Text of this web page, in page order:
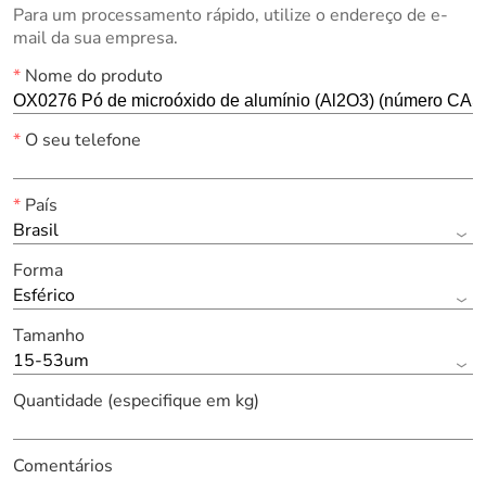
Para um processamento rápido, utilize o endereço de e-
mail da sua empresa.
*Nome do produto
*O seu telefone
*País
Brasil
Forma
Esférico
Tamanho
15-53um
Quantidade (especifique em kg)
Comentários